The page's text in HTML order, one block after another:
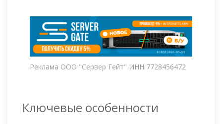
Реклама ООО "Сервер Гейт" ИНН 7728456472
Ключевые особенности